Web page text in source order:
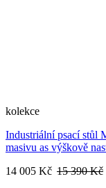
kolekce
Industriální psací stůl
masivu as výškově
14 005 Kč 15 390 Kč